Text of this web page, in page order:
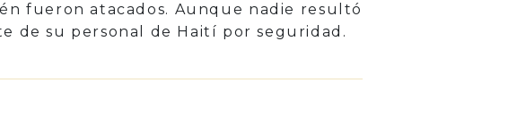
fueron atacados. Aunque nadie resultó
de su personal de Haití por seguridad.